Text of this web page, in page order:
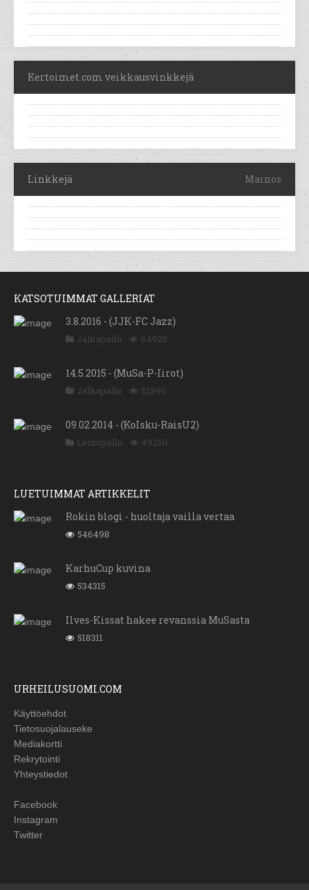
Kertoimet.com veikkausvinkkejä
Linkkejä Mainos
KATSOTUIMMAT GALLERIAT
3.8.2016 - (JJK-FC Jazz)
Jalkapallo 64928
14.5.2015 - (MuSa-P-Iirot)
Jalkapallo 52396
09.02.2014 - (KoIsku-RaisU2)
Lentopallo 49250
LUETUIMMAT ARTIKKELIT
Rokin blogi - huoltaja vailla vertaa
546498
KarhuCup kuvina
534315
Ilves-Kissat hakee revanssia MuSasta
518311
URHEILUSUOMI.COM
Käyttöehdot
Tietosuojalauseke
Mediakortti
Rekrytointi
Yhteystiedot
Facebook
Instagram
Twitter